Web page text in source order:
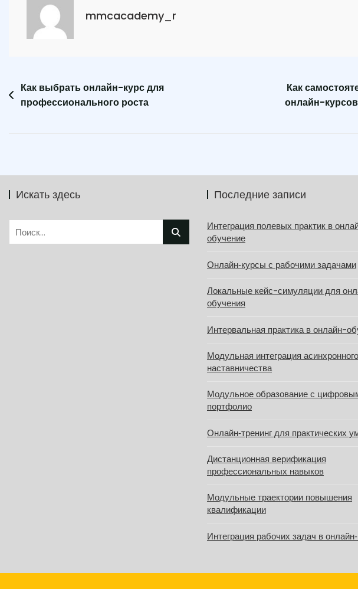
mmcacademy_r
Навигация
по
записям
Как выбрать онлайн-курс для
профессионального роста
Как
онлайн-
Искать здесь Последние записи
Интеграция полевых практик в
обучение
Онлайн‑курсы с рабочими задачами
Локальные кейс-симуляции для
обучения
Интервальная практика в онлайн-
Модульная интеграция асинхронного
наставничества
Модульное образование с
портфолио
Онлайн‑тренинг для практических
Дистанционная верификация
профессиональных навыков
Модульные траектории повышения
квалификации
Интеграция рабочих задач в